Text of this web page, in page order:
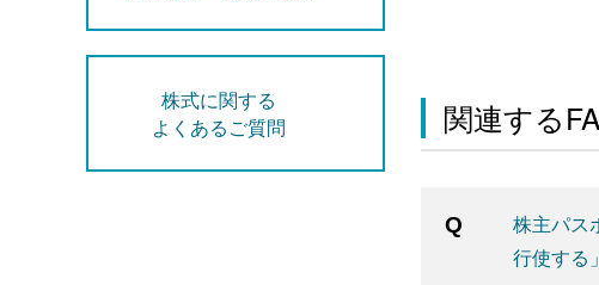
株式に関する
よくあるご質問
関連する
株主パス
行使する